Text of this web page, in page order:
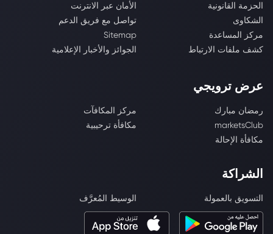
الحزمة القانونية
الأمان عبر الانترنت
الشكاوى
تواصل مع فريق الدعم
مركز المساعدة
Sitemap
كشف ملفات الارتباط
الجوائز والأخبار الإعلامية
عرض ترويجي
رمضان مبارك
مركز المكافآت
marketsClub
مكافأة ترحيبية
مكافأة الإحالة
الشراكة
التسويق بالعمولة الوسيط المُعرَّف